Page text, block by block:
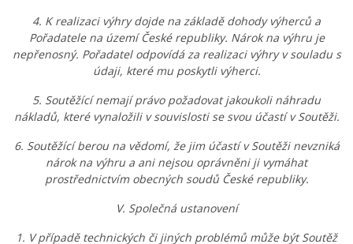
4. K realizaci výhry dojde na základě dohody výherců a
Pořadatele na území České republiky. Nárok na výhru je
nepřenosný. Pořadatel odpovídá za realizaci výhry v souladu s
údaji, které mu poskytli výherci.
5. Soutěžící nemají právo požadovat jakoukoli náhradu
nákladů, které vynaložili v souvislosti se svou účastí v Soutěži.
6. Soutěžící berou na vědomí, že jim účastí v Soutěži nevzniká
nárok na výhru a ani nejsou oprávněni ji vymáhat
prostřednictvím obecných soudů České republiky.
V. Společná ustanovení
1. V případě technických či jiných problémů může být Soutěž